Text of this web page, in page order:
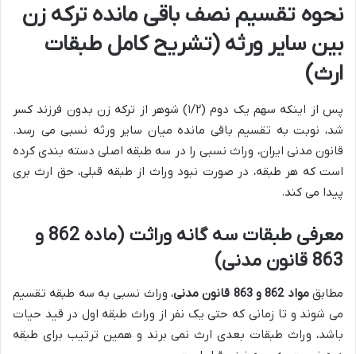
نحوه تقسیم نصف باقی مانده ترکه زن
بین سایر ورثه (تشریح کامل طبقات
ارث)
پس از اینکه سهم یک دوم (۱/۲) شوهر از ترکه زن بدون فرزند کسر
شد، نوبت به تقسیم باقی مانده میان سایر ورثه نسبی می رسد.
قانون مدنی ایران، وراث نسبی را در سه طبقه اصلی دسته بندی کرده
است که هر طبقه، در صورت نبود وراث از طبقه قبلی، حق ارث بری
پیدا می کند.
معرفی طبقات سه گانه وراثت (ماده 862 و
863 قانون مدنی)
مطابقمواد 862 و 863 قانون مدنی
، وراث نسبی به سه طبقه تقسیم
می شوند و تا زمانی که حتی یک نفر از وراث طبقه اول در قید حیات
باشد، وراث طبقات بعدی ارث نمی برند و همین ترتیب برای طبقه